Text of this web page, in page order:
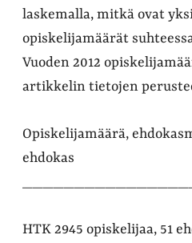
laskemalla, mitkä ovat
opiskelijamäärät
Vuoden 2012
artikkelin tietojen
Opiskelijamäärä,
ehdokas
HTK 2945 opiskelijaa, 51